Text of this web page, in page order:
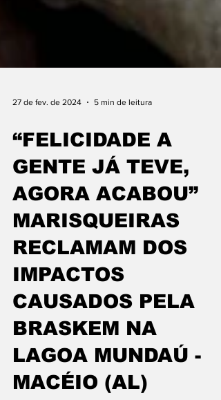
27 de fev. de 2024 5 min de leitura
“FELICIDADE A
GENTE JÁ TEVE,
AGORA ACABOU”
MARISQUEIRAS
RECLAMAM DOS
IMPACTOS
CAUSADOS PELA
BRASKEM NA